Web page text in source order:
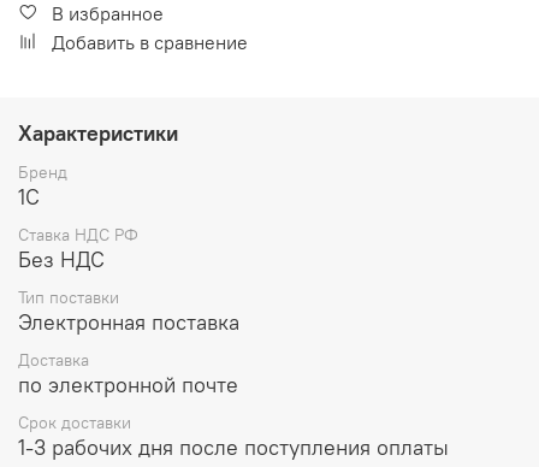
В избранное
Добавить в сравнение
Характеристики
Бренд
1С
Ставка НДС РФ
Без НДС
Тип поставки
Электронная поставка
Доставка
по электронной почте
Срок доставки
1-3 рабочих дня после поступления оплаты